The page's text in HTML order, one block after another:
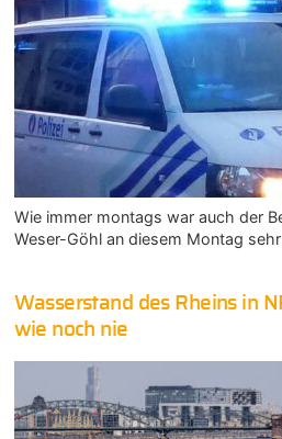
Wie immer montags war auch der
Weser-Göhl an diesem Montag
Wasserstand des Rheins in
wie noch nie